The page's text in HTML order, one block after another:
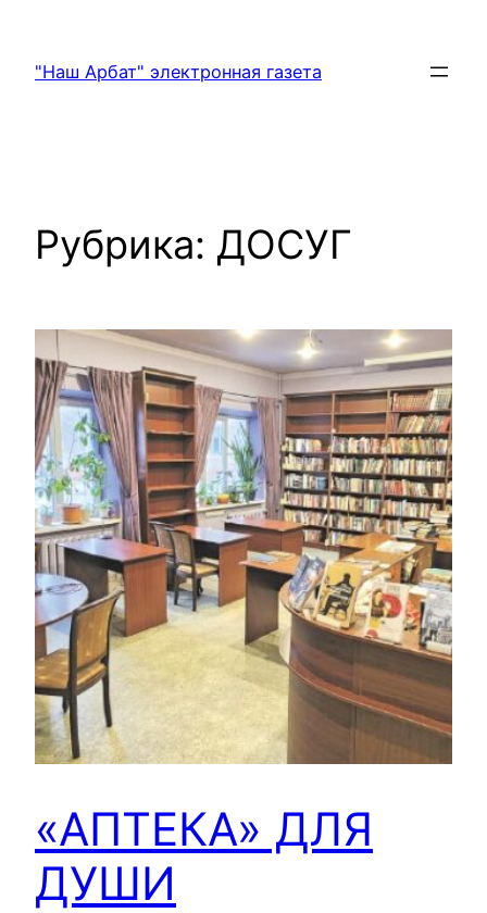
содержимому
"Наш Арбат" электронная газета
Рубрика: ДОСУГ
«АПТЕКА» ДЛЯ
ДУШИ